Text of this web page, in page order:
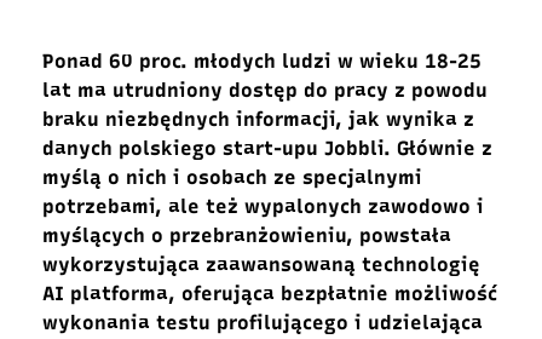
Ponad 60 proc. młodych ludzi w wieku 18-25
lat ma utrudniony dostęp do pracy z powodu
braku niezbędnych informacji, jak wynika z
danych polskiego start-upu Jobbli. Głównie z
myślą o nich i osobach ze specjalnymi
potrzebami, ale też wypalonych zawodowo i
myślących o przebranżowieniu, powstała
wykorzystująca zaawansowaną technologię
AI platforma, oferująca bezpłatnie możliwość
wykonania testu profilującego i udzielająca